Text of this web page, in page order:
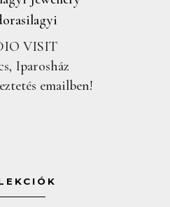
VISIT
Iparosház
emailben!